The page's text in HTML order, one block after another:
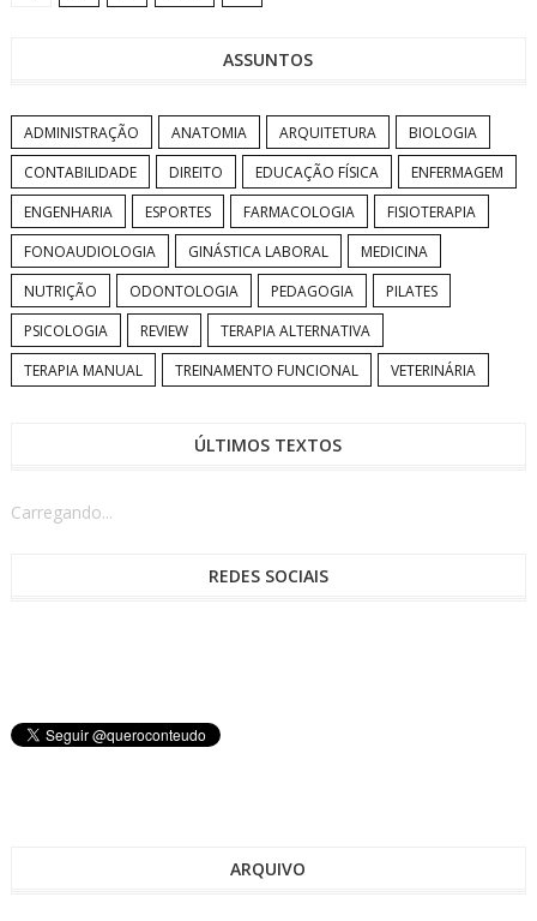
ASSUNTOS
ADMINISTRAÇÃO ANATOMIA ARQUITETURA
BIOLOGIA
CONTABILIDADE
DIREITO EDUCAÇÃO FÍSICA
ENFERMAGEM
ENGENHARIA
ESPORTES FARMACOLOGIA
FISIOTERAPIA
FONOAUDIOLOGIA
GINÁSTICA LABORAL
MEDICINA
NUTRIÇÃO
ODONTOLOGIA PEDAGOGIA
PILATES
PSICOLOGIA
REVIEW
TERAPIA ALTERNATIVA
TERAPIA MANUAL
TREINAMENTO FUNCIONAL VETERINÁRIA
ÚLTIMOS TEXTOS
Carregando...
REDES SOCIAIS
ARQUIVO